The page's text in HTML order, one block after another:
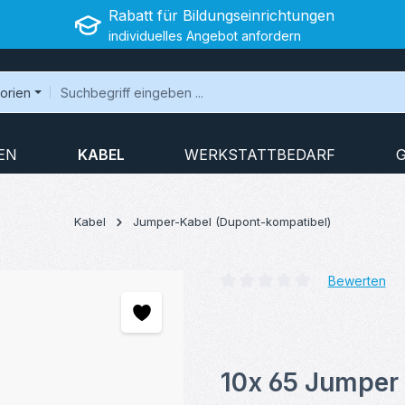
Rabatt für Bildungseinrichtungen
individuelles Angebot anfordern
KABEL WERKSTATTBEDARF
Kabel Jumper-Kabel (Dupont-kompatibel)
Bewerten
10x 65